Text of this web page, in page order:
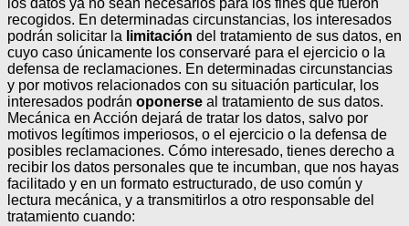
los datos ya no sean necesarios para los fines que fueron
recogidos. En determinadas circunstancias, los interesados
podrán solicitar la limitación del tratamiento de sus datos, en
cuyo caso únicamente los conservaré para el ejercicio o la
defensa de reclamaciones. En determinadas circunstancias
y por motivos relacionados con su situación particular, los
interesados podrán oponerse al tratamiento de sus datos.
Mecánica en Acción dejará de tratar los datos, salvo por
motivos legítimos imperiosos, o el ejercicio o la defensa de
posibles reclamaciones. Cómo interesado, tienes derecho a
recibir los datos personales que te incumban, que nos hayas
facilitado y en un formato estructurado, de uso común y
lectura mecánica, y a transmitirlos a otro responsable del
tratamiento cuando: